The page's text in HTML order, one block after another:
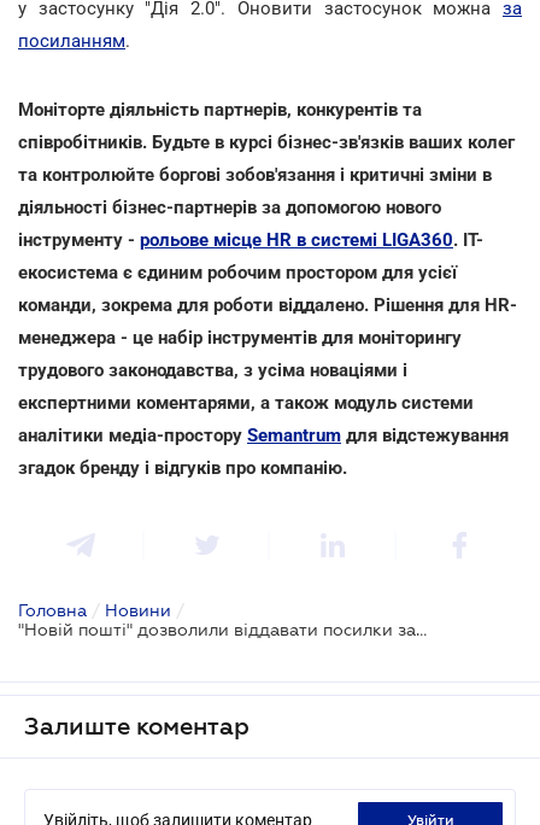
у застосунку "Дія 2.0". Оновити застосунок можна за
посиланням.
Моніторте діяльність партнерів, конкурентів та
співробітників. Будьте в курсі бізнес-зв'язків ваших колег
та контролюйте боргові зобов'язання і критичні зміни в
діяльності бізнес-партнерів за допомогою нового
інструменту - рольове місце HR в системі LIGA360. IT-
екосистема є єдиним робочим простором для усієї
команди, зокрема для роботи віддалено. Рішення для HR-
менеджера - це набір інструментів для моніторингу
трудового законодавства, з усіма новаціями і
експертними коментарями, а також модуль системи
аналітики медіа-простору Semantrum для відстежування
згадок бренду і відгуків про компанію.
Головна / Новини /
"Новій пошті" дозволили віддавати посилки за документами в смартфоні
Залиште коментар
Увійдіть, щоб залишити коментар увійти